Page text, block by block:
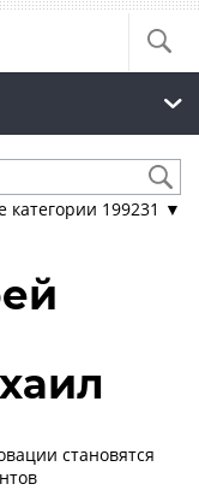
категории 199231 ▼
становятся